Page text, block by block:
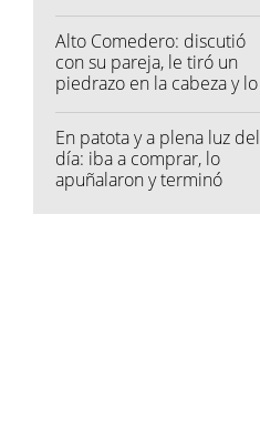
Alto Comedero: discutió
con su pareja, le tiró un
piedrazo en la cabeza y lo
En patota y a plena luz del
día: iba a comprar, lo
apuñalaron y terminó